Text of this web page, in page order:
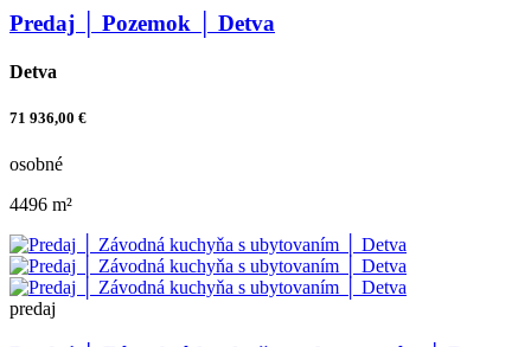
Predaj │ Pozemok │ Detva
Detva
71 936,00 €
osobné
4496 m²
predaj